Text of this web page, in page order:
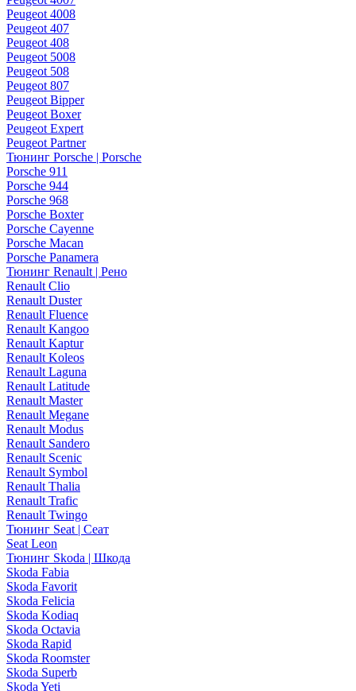
Peugeot 4008
Peugeot 407
Peugeot 408
Peugeot 5008
Peugeot 508
Peugeot 807
Peugeot Bipper
Peugeot Boxer
Peugeot Expert
Peugeot Partner
Тюнинг Porsche | Porsche
Porsche 911
Porsche 944
Porsche 968
Porsche Boxter
Porsche Cayenne
Porsche Macan
Porsche Panamera
Тюнинг Renault | Рено
Renault Clio
Renault Duster
Renault Fluence
Renault Kangoo
Renault Kaptur
Renault Koleos
Renault Laguna
Renault Latitude
Renault Master
Renault Megane
Renault Modus
Renault Sandero
Renault Scenic
Renault Symbol
Renault Thalia
Renault Trafic
Renault Twingo
Тюнинг Seat | Сеат
Seat Leon
Тюнинг Skoda | Шкода
Skoda Fabia
Skoda Favorit
Skoda Felicia
Skoda Kodiaq
Skoda Octavia
Skoda Rapid
Skoda Roomster
Skoda Superb
Skoda Yeti